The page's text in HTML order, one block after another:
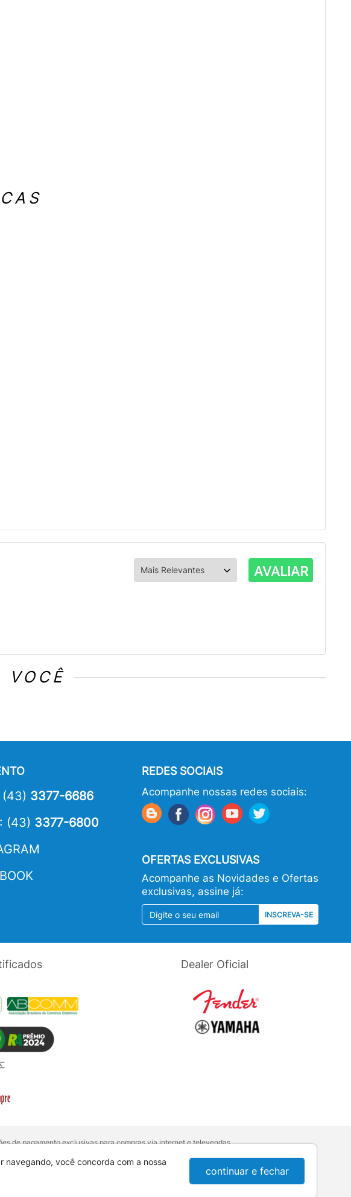
AVALIAR
VOCÊ
(43) 3377-6686
(43) 3377-6800
REDES SOCIAIS
Acompanhe nossas redes sociais:
OFERTAS EXCLUSIVAS
Acompanhe as Novidades e Ofertas
exclusivas, assine já:
INSCREVA-SE
Dealer Oficial
de pagamento exclusivas para compras via internet e televendas.
canal de
de Defesa do Consumidor:Lei nº 8.078.
9 - Centro - CEP: 86010-921 - Londrina / PR
navegando, você concorda com a nossa
continuar e fechar